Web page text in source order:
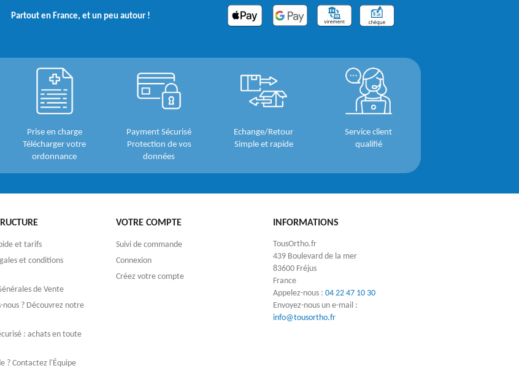
Partout en France, et un peu autour !
Prise en charge
Télécharger votre
ordonnance
Payment Sécurisé
Protection de vos
données
Echange/Retour
Simple et rapide
Service client
qualifié
et tarifs
et conditions
de Vente
nous ? Découvrez notre
: achats en toute
? Contactez l'Équipe
VOTRE COMPTE
Suivi de commande
Connexion
Créez votre compte
INFORMATIONS
TousOrtho.fr
439 Boulevard de la mer
83600 Fréjus
France
Appelez-nous : 04 22 47 10 30
Envoyez-nous un e-mail :
info@tousortho.fr